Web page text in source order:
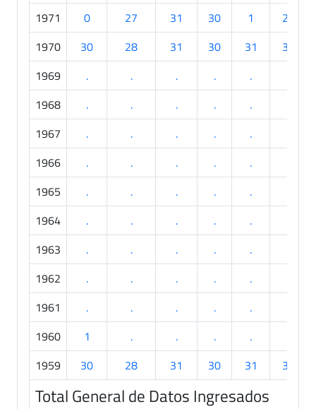
1971
0 27 31 30 1
29
1970
30 28 31 30 31
30
1969
. . . . .
1968
. . . . .
1967
. . . . .
1966
. . . . .
1965
. . . . .
1964
. . . . .
1963
. . . . .
1962
. . . . .
1961
. . . . .
1960
1 . . . .
1959
30 28 31 30 31 30
Total General de Datos Ingresados